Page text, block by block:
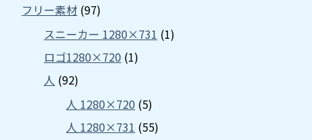
フリー素材 (97)
スニーカー 1280×731 (1)
ロゴ1280×720 (1)
人 (92)
人 1280×720 (5)
人 1280×731 (55)